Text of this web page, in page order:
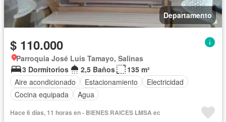
Departamento
$ 110.000
Parroquia José Luis Tamayo, Salinas
3 Dormitorios
2,5 Baños
135 m²
Aire acondicionado
Estacionamiento
Electricidad
Cocina equipada
Agua
Hace 6 días, 11 horas en - BIENES RAICES LMSA ec